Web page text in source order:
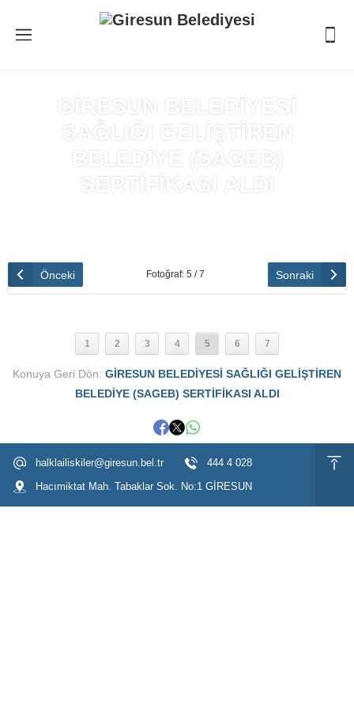
GİRESUN BELEDİYESİ
SAĞLIĞI GELİŞTİREN
BELEDİYE (SAGEB)
SERTİFİKASI ALDI
Önceki Fotoğraf: 5 / 7 Sonraki
1 2 3 4 5 6 7
Konuya Geri Dön: GİRESUN BELEDİYESİ SAĞLIĞI GELİŞTİREN
BELEDİYE (SAGEB) SERTİFİKASI ALDI
halklailiskiler@giresun.bel.tr
444 4 028
Hacımiktat Mah. Tabaklar Sok. No:1 GİRESUN